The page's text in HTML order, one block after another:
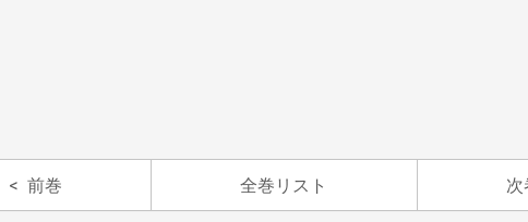
前巻 全巻リスト 次